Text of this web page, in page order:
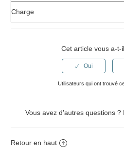
Charge
Cet article vous a-t-
Utilisateurs qui ont trouvé
Vous avez d’autres questions ?
Retour en haut